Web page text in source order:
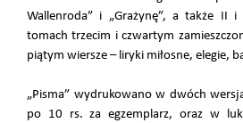
Wallenroda” i „Grażynę”, a także II i
tomach trzecim i czwartym
piątym wiersze – liryki miłosne, elegie,
„Pisma” wydrukowano w dwóch
po 10 rs. za egzemplarz, oraz w